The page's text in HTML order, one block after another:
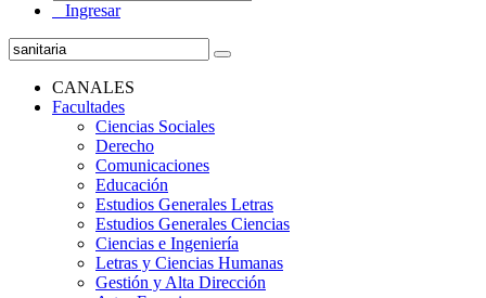
Ingresar
CANALES
Facultades
Ciencias Sociales
Derecho
Comunicaciones
Educación
Estudios Generales Letras
Estudios Generales Ciencias
Ciencias e Ingeniería
Letras y Ciencias Humanas
Gestión y Alta Dirección